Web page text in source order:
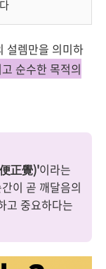
설렘만을 의미하
순수한 목적의
正覺)'이라는
이 곧 깨달음의
고 중요하다는